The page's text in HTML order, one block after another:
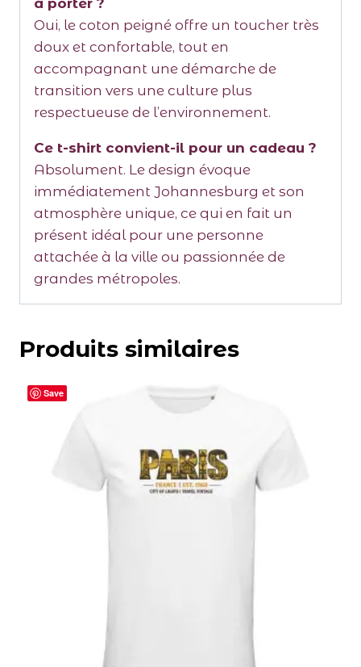
à porter ?
Oui, le coton peigné offre un toucher très
doux et confortable, tout en
accompagnant une démarche de
transition vers une culture plus
respectueuse de l’environnement.
Ce t-shirt convient-il pour un cadeau ?
Absolument. Le design évoque
immédiatement Johannesburg et son
atmosphère unique, ce qui en fait un
présent idéal pour une personne
attachée à la ville ou passionnée de
grandes métropoles.
Produits similaires
Save